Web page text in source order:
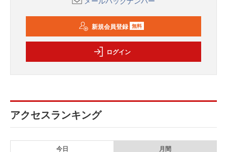
新規会員登録 無料
ログイン
アクセスランキング
今日 月間